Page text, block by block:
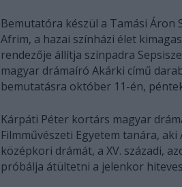
Bemutatóra készül a Tamási Áron
Afrim, a hazai színházi élet
rendezője állítja színpadra
magyar drámaíró Akárki című
bemutatásra október 11-én,
Kárpáti Péter kortárs magyar
Filmművészeti Egyetem tanára,
középkori drámát, a XV. századi,
próbálja átültetni a jelenkor